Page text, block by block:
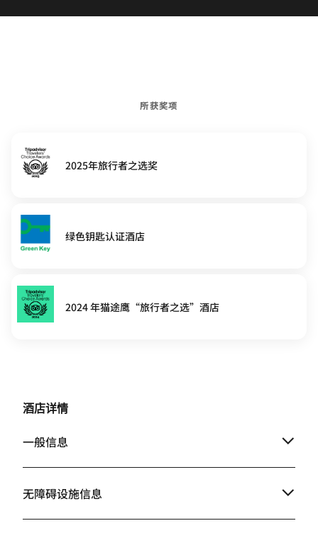
所获奖项
2025年旅行者之选奖
绿色钥匙认证酒店
2024 年猫途鹰“旅行者之选”酒店
酒店详情
一般信息
无障碍设施信息